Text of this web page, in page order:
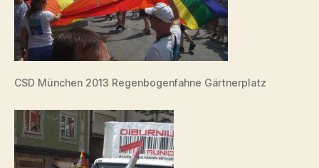
CSD München 2013 Regenbogenfahne Gärtnerplatz